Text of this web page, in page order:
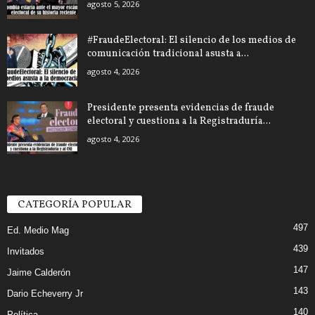
agosto 5, 2026
#FraudeElectoral: El silencio de los medios de
comunicación tradicional asusta a...
agosto 4, 2026
Presidente presenta evidencias de fraude
electoral y cuestiona a la Registraduría...
agosto 4, 2026
CATEGORÍA POPULAR
Ed. Medio Mag 497
Invitados 439
Jaime Calderón 147
Dario Echeverry Jr 143
140